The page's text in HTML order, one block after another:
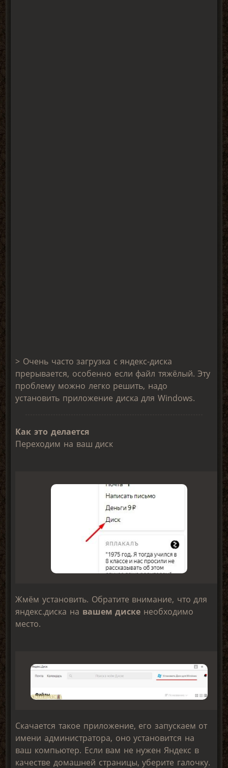
> Очень часто загрузка с яндекс-диска
прерывается, особенно если файл тяжёлый. Эту
проблему можно легко решить, надо
установить приложение диска для Windows.
Как это делается
Переходим на ваш диск
Жмём установить. Обратите внимание, что для
яндекс.диска на вашем диске необходимо
место.
Скачается такое приложение, его запускаем от
имени администратора, оно установится на
ваш компьютер. Если вам не нужен Яндекс в
качестве домашней страницы, уберите галочку.